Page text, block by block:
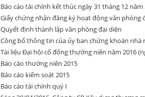
Báo cáo tài chính kết thúc ngày 31 tháng 12 năm
Giấy chứng nhận đăng ký hoạt động văn phòng
Quyết định thành lập văn phòng đại diện
Công bố thông tin của ủy ban chứng khoán nhà
Tài liệu Đại hội cổ đông thường niên năm 2016
Báo cáo thường niên 2015
Báo cáo kiểm soát 2015
Báo cáo tài chính quý I